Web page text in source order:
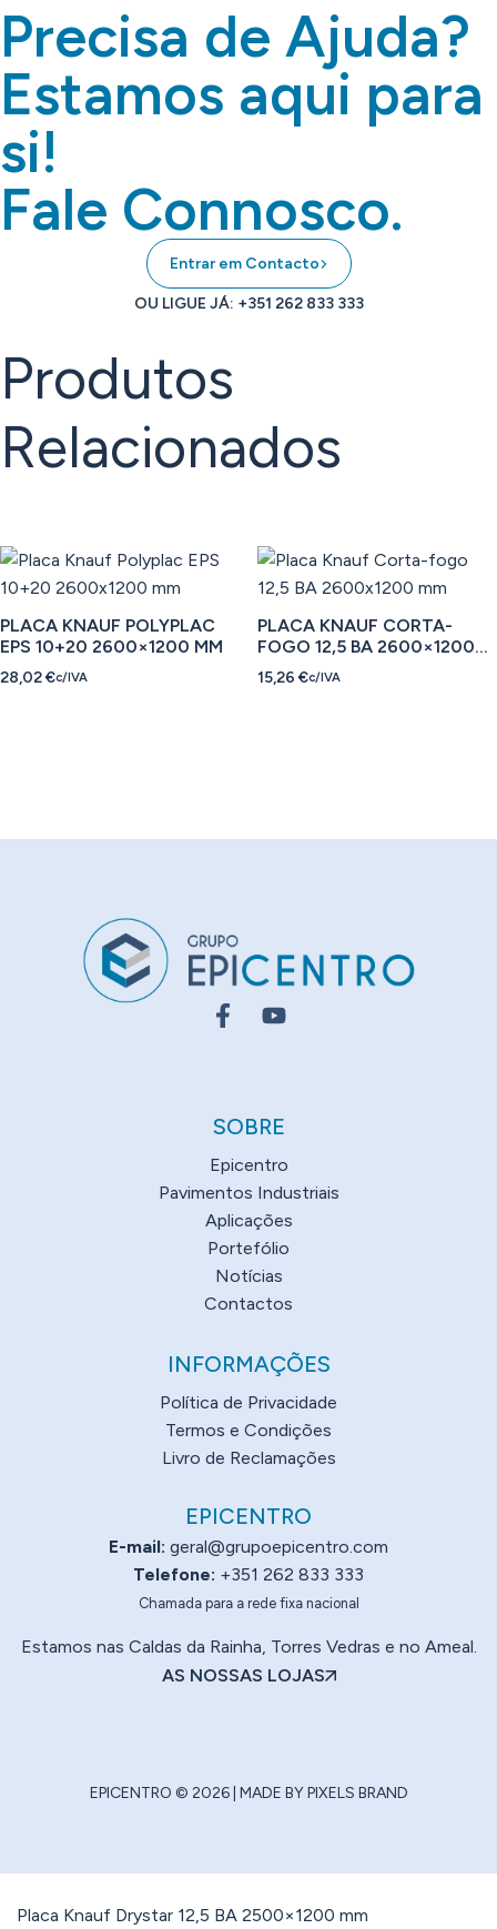
Precisa de Ajuda?
Estamos aqui para
si!
Fale Connosco.
Entrar em Contacto
OU LIGUE JÁ: +351 262 833 333
Produtos
Relacionados
PLACA KNAUF POLYPLAC
EPS 10+20 2600×1200 MM
28,02€c/IVA
PLACA KNAUF CORTA-
FOGO 12,5 BA 2600×1200
MM
15,26 €c/IVA
SOBRE
Epicentro
Pavimentos Industriais
Aplicações
Portefólio
Notícias
Contactos
INFORMAÇÕES
Política de Privacidade
Termos e Condições
Livro de Reclamações
EPICENTRO
E-mail: geral@grupoepicentro.com
Telefone: +351 262 833 333
Chamada para a rede fixa nacional
Estamos nas Caldas da Rainha, Torres Vedras e no Ameal.
AS NOSSAS LOJAS
EPICENTRO © 2026 | MADE BYPIXELS BRAND
Placa Knauf Drystar 12,5 BA 2500×1200 mm